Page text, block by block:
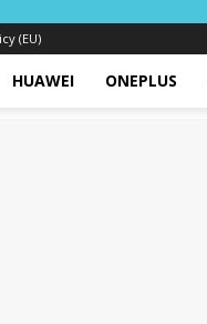
(EU)
HUAWEI ONEPLUS